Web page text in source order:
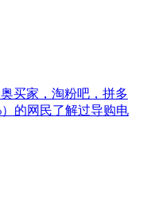
买家，淘粉吧，拼多
的网民了解过导购电